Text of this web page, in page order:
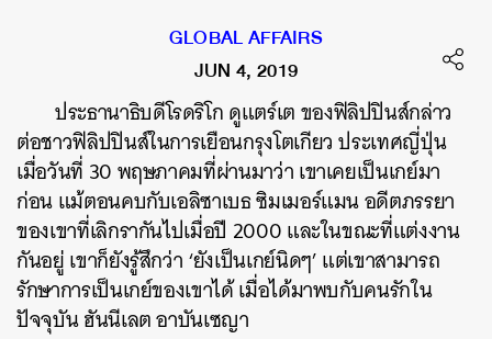
GLOBAL AFFAIRS
JUN 4, 2019
ประธานาธิบดีโรดริโก ดูแตร์เต ของฟิลิปปินส์กล่าว
ต่อชาวฟิลิปปินส์ในการเยือนกรุงโตเกียว ประเทศญี่ปุ่น
เมื่อวันที่ 30 พฤษภาคมที่ผ่านมาว่า เขาเคยเป็นเกย์มา
ก่อน แม้ตอนคบกับเอลิซาเบธ ซิมเมอร์แมน อดีตภรรยา
ของเขาที่เลิกรากันไปเมื่อปี 2000 และในขณะที่แต่งงาน
กันอยู่ เขาก็ยังรู้สึกว่า ‘ยังเป็นเกย์นิดๆ’ แต่เขาสามารถ
รักษาการเป็นเกย์ของเขาได้ เมื่อได้มาพบกับคนรักใน
ปัจจุบัน ฮันนีเลต อาบันเซญา